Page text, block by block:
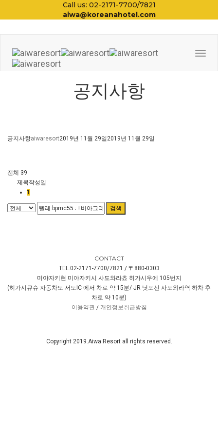
Call us: 02-2171-7700/7821
aiwa@koreanahotel.com
공지사항
공지사항aiwaresort2019년 11월 29일2019년 11월 29일
전체 39
제목작성일
1
검색
CONTACT
TEL.02-2171-7700/7821 / 〒880-0303
미야자키현 미야자키시 사도와라쵸 히가시우에 105번지
(히가시큐슈 자동차도 서도IC 에서 차로 약 15분/ JR 닛포선 사도와라역 하차 후
차로 약 10분)
이용약관/ 개인정보취급방침
Copyright 2019.Aiwa Resort all rights reserved.